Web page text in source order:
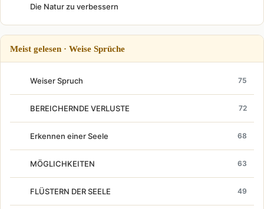
Die Natur zu verbessern
Meist gelesen · Weise Sprüche
Weiser Spruch 75
BEREICHERNDE VERLUSTE 72
Erkennen einer Seele 68
MÖGLICHKEITEN 63
FLÜSTERN DER SEELE 49